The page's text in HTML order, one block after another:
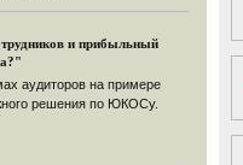
и прибыльный
аудиторов на примере
решения по ЮКОСу.